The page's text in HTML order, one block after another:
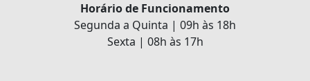
Horário de Funcionamento
Segunda a Quinta | 09h às 18h
Sexta | 08h às 17h